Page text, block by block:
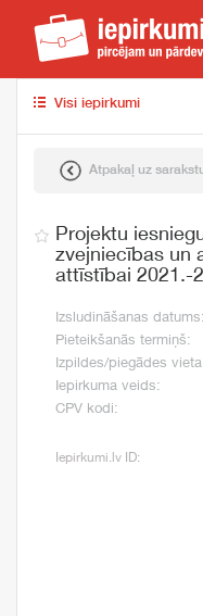
Visi iepirkumi
Atpakaļ uz
Projektu
zvejniecības un
attīstībai 2021.-
Izsludināšanas datums:
Pieteikšanās termiņš:
Izpildes/piegādes
Iepirkuma veids:
CPV kodi:
Iepirkumi.lv ID: